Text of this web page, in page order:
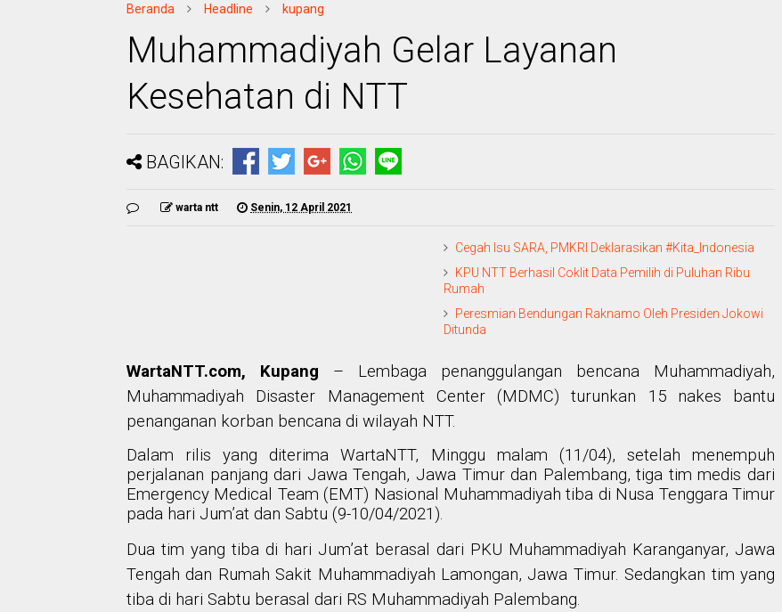
Beranda Headline kupang
Muhammadiyah Gelar Layanan
Kesehatan di NTT
BAGIKAN:
warta ntt Senin, 12 April 2021
Cegah Isu SARA, PMKRI Deklarasikan #Kita_Indonesia
KPU NTT Berhasil Coklit Data Pemilih di Puluhan Ribu
Rumah
Peresmian Bendungan Raknamo Oleh Presiden Jokowi
Ditunda
WartaNTT.com, Kupang – Lembaga penanggulangan bencana Muhammadiyah,
Muhammadiyah Disaster Management Center (MDMC) turunkan 15 nakes bantu
penanganan korban bencana di wilayah NTT.
Dalam rilis yang diterima WartaNTT, Minggu malam (11/04), setelah menempuh
perjalanan panjang dari Jawa Tengah, Jawa Timur dan Palembang, tiga tim medis dari
Emergency Medical Team (EMT) Nasional Muhammadiyah tiba di Nusa Tenggara Timur
pada hari Jum’at dan Sabtu (9-10/04/2021).
Dua tim yang tiba di hari Jum’at berasal dari PKU Muhammadiyah Karanganyar, Jawa
Tengah dan Rumah Sakit Muhammadiyah Lamongan, Jawa Timur. Sedangkan tim yang
tiba di hari Sabtu berasal dari RS Muhammadiyah Palembang.